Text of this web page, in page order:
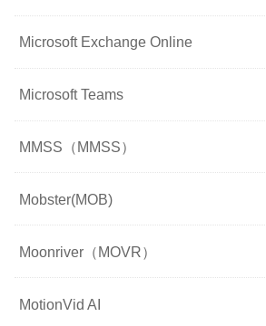
Microsoft Exchange Online
Microsoft Teams
MMSS（MMSS）
Mobster(MOB)
Moonriver（MOVR）
MotionVid AI